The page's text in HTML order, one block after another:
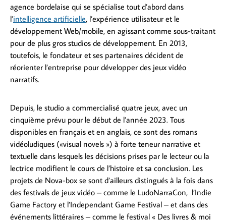
agence bordelaise qui se spécialise tout d’abord dans
l’intelligence artificielle, l’expérience utilisateur et le
développement Web/mobile, en agissant comme sous-traitant
pour de plus gros studios de développement. En 2013,
toutefois, le fondateur et ses partenaires décident de
réorienter l’entreprise pour développer des jeux vidéo
narratifs.
Depuis, le studio a commercialisé quatre jeux, avec un
cinquième prévu pour le début de l’année 2023. Tous
disponibles en français et en anglais, ce sont des romans
vidéoludiques («visual novels ») à forte teneur narrative et
textuelle dans lesquels les décisions prises par le lecteur ou la
lectrice modifient le cours de l’histoire et sa conclusion. Les
projets de Nova-box se sont d’ailleurs distingués à la fois dans
des festivals de jeux vidéo – comme le LudoNarraCon, l’Indie
Game Factory et l’Independant Game Festival – et dans des
événements littéraires – comme le festival « Des livres & moi